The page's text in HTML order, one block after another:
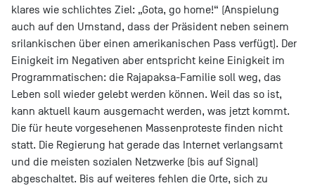
klares wie schlichtes Ziel: „Gota, go home!“ (Anspielung
auch auf den Umstand, dass der Präsident neben seinem
srilankischen über einen amerikanischen Pass verfügt). Der
Einigkeit im Negativen aber entspricht keine Einigkeit im
Programmatischen: die Rajapaksa-Familie soll weg, das
Leben soll wieder gelebt werden können. Weil das so ist,
kann aktuell kaum ausgemacht werden, was jetzt kommt.
Die für heute vorgesehenen Massenproteste finden nicht
statt. Die Regierung hat gerade das Internet verlangsamt
und die meisten sozialen Netzwerke (bis auf Signal)
abgeschaltet. Bis auf weiteres fehlen die Orte, sich zu